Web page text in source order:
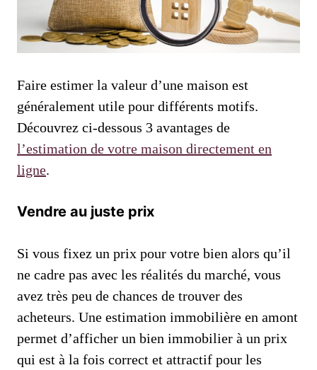
Faire estimer la valeur d’une maison est
généralement utile pour différents motifs.
Découvrez ci-dessous 3 avantages de
l’estimation de votre maison directement en
ligne.
Vendre au juste prix
Si vous fixez un prix pour votre bien alors qu’il
ne cadre pas avec les réalités du marché, vous
avez très peu de chances de trouver des
acheteurs. Une estimation immobilière en amont
permet d’afficher un bien immobilier à un prix
qui est à la fois correct et attractif pour les